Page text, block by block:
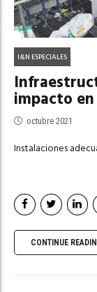
I&N ESPECIALES
impacto
octubre 2021
Instalaciones
CONTINUE